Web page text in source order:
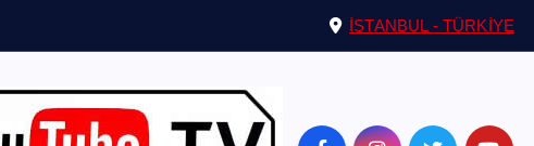
İSTANBUL - TÜRKİYE